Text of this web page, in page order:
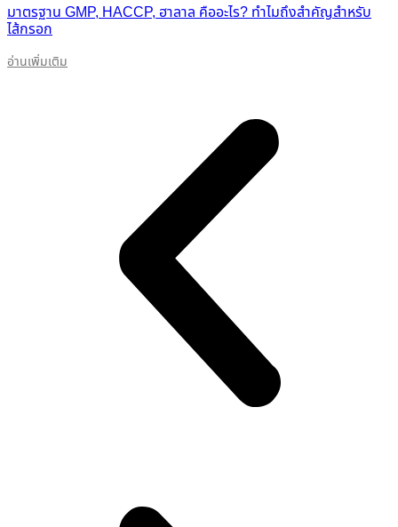
มาตรฐาน GMP, HACCP, ฮาลาล คืออะไร? ทำไมถึงสำคัญสำหรับ
ไส้กรอก
อ่านเพิ่มเติม